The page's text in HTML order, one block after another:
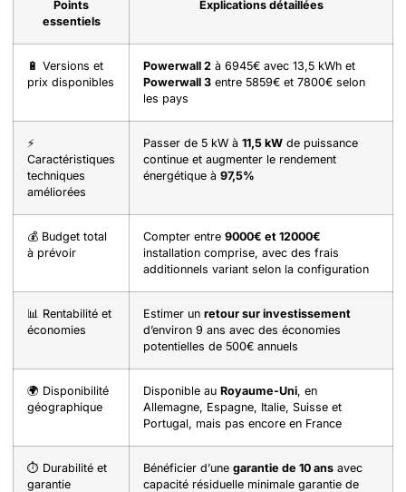
Points
essentiels
Explications détaillées
🔋 Versions et
prix disponibles
Powerwall 2 à 6945€ avec 13,5 kWh et
Powerwall 3 entre 5859€ et 7800€ selon
les pays
⚡
Caractéristiques
techniques
améliorées
Passer de 5 kW à 11,5 kW de puissance
continue et augmenter le rendement
énergétique à 97,5%
💰 Budget total
à prévoir
Compter entre 9000€ et 12000€
installation comprise, avec des frais
additionnels variant selon la configuration
📊 Rentabilité et
économies
Estimer un retour sur investissement
d’environ 9 ans avec des économies
potentielles de 500€ annuels
🌍 Disponibilité
géographique
Disponible au Royaume-Uni, en
Allemagne, Espagne, Italie, Suisse et
Portugal, mais pas encore en France
⏱️ Durabilité et
garantie
Bénéficier d’une garantie de 10 ans avec
capacité résiduelle minimale garantie de